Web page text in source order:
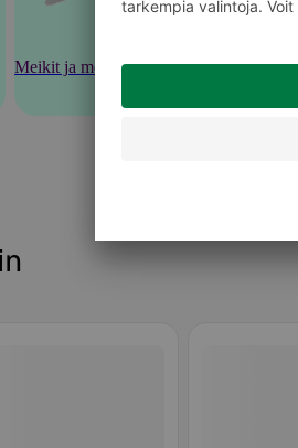
Meikit ja meikkaustarvikkeet